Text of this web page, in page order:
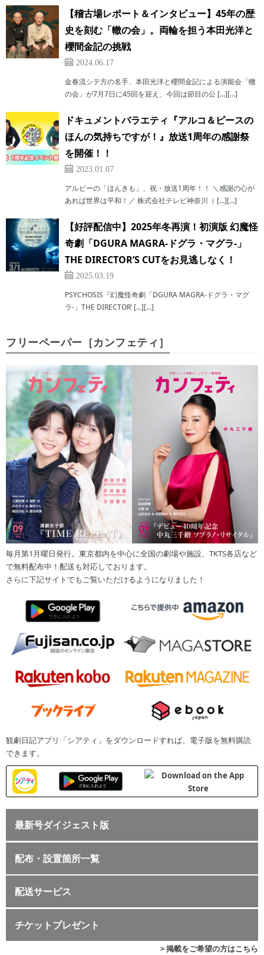
【稽古場レポート＆インタビュー】45年の歴
史を刻む「轍の会」。両輪を担う本田光洋と
櫻間金記の挑戦
2024.06.17
金春流シテ方の名手、本田光洋と櫻間金記による演能会「轍
の会」が7月7日に45回を迎え、今回は節目の公 […][…]
ドキュメントバラエティ『アルコ＆ピースの
ほんの気持ちですが！』放送1周年の感謝祭
を開催！！
2023.01.07
アルピーの「ほんきも」、祝・放送1周年！！ ＼感謝の心が
あれば世界は平和！／ 株式会社テレビ神奈川（ […][…]
【好評配信中】2025年冬再演！初演版 幻魔怪
奇劇「DGURA MAGRA-ドグラ・マグラ-」
THE DIRECTOR’S CUTをお見逃しなく！
2025.03.19
PSYCHOSIS『幻魔怪奇劇「DGURA MAGRA-ドグラ・マグ
ラ-」THE DIRECTOR’ […][…]
フリーペーパー［カンフェティ］
毎月第1月曜日発行。東京都内を中心に全国の劇場や施設、TKTS各店など
で無料配布中！配送も対応しております。
さらに下記サイトでもご覧いただけるようになりました！
観劇日記アプリ「シアティ」をダウンロードすれば、電子版を無料購読
できます。
最新号ダイジェスト版
配布・設置箇所一覧
配送サービス
チケットプレゼント
> 掲載をご希望の方はこちら